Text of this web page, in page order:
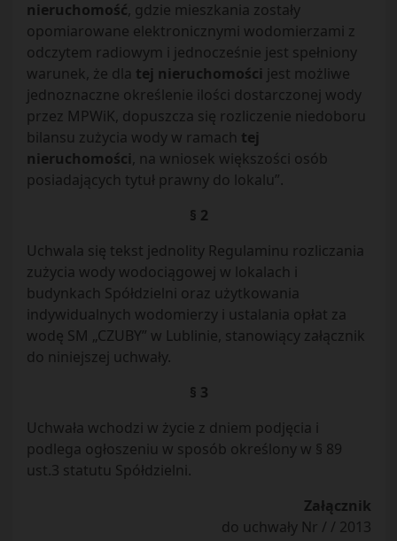
nieruchomość, gdzie mieszkania zostały
opomiarowane elektronicznymi wodomierzami z
odczytem radiowym i jednocześnie jest spełniony
warunek, że dla tej nieruchomości jest możliwe
jednoznaczne określenie ilości dostarczonej wody
przez MPWiK, dopuszcza się rozliczenie niedoboru
bilansu zużycia wody w ramach tej
nieruchomości, na wniosek większości osób
posiadających tytuł prawny do lokalu”.
§ 2
Uchwala się tekst jednolity Regulaminu rozliczania
zużycia wody wodociągowej w lokalach i
budynkach Spółdzielni oraz użytkowania
indywidualnych wodomierzy i ustalania opłat za
wodę SM „CZUBY” w Lublinie, stanowiący załącznik
do niniejszej uchwały.
§ 3
Uchwała wchodzi w życie z dniem podjęcia i
podlega ogłoszeniu w sposób określony w § 89
ust.3 statutu Spółdzielni.
Załącznik
do uchwały Nr / / 2013